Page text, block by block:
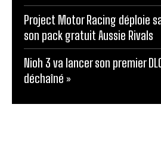
Project Motor Racing déploie
son pack gratuit Aussie Rivals
Nioh 3 va lancer son premier
déchaîné »